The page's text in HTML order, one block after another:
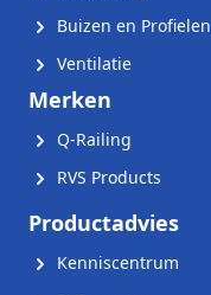
Buizen en Profielen
Ventilatie
Merken
Q-Railing
RVS Products
Productadvies
Kenniscentrum